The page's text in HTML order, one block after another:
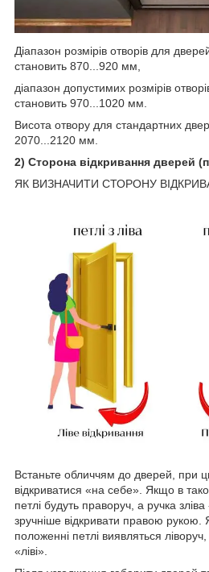
Діапазон розмірів отворів для
становить 870...920 мм,
діапазон допустимих розмірів
становить 970...1020 мм.
Висота отвору для стандартних
2070...2120 мм.
2) Сторона відкривання дверей
ЯК ВИЗНАЧИТИ СТОРОНУ
Встаньте обличчям до дверей, при
відкриватися «на себе». Якщо в
петлі будуть праворуч, а ручка зліва
зручніше відкривати правою
положенні петлі виявляться
«ліві».